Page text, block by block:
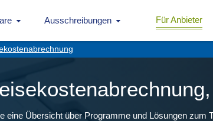
Ausschreibungen Für Anbieter
eine Übersicht über Programme und Lösungen